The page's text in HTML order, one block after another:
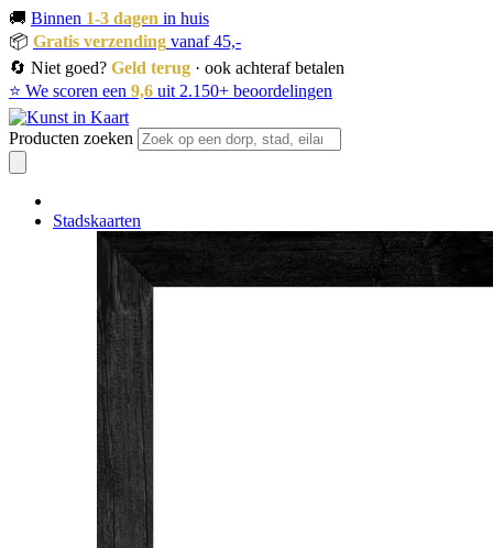
🚚 Binnen 1-3 dagen in huis
📦 Gratis verzending vanaf 45,-
🔄 Niet goed? Geld terug · ook achteraf betalen
⭐ We scoren een 9,6 uit 2.150+ beoordelingen
Producten zoeken
Stadskaarten